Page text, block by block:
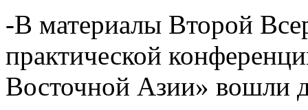
-В материалы Второй
практической
Восточной Азии» вошли